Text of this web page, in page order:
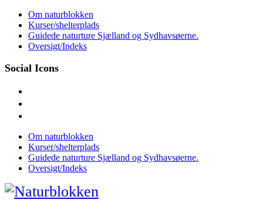
Skip
content
Om naturblokken
Kurser/shelterplads
Guidede naturture Sjælland og Sydhavsøerne.
Oversigt/Indeks
Social Icons
Om naturblokken
Kurser/shelterplads
Guidede naturture Sjælland og Sydhavsøerne.
Oversigt/Indeks